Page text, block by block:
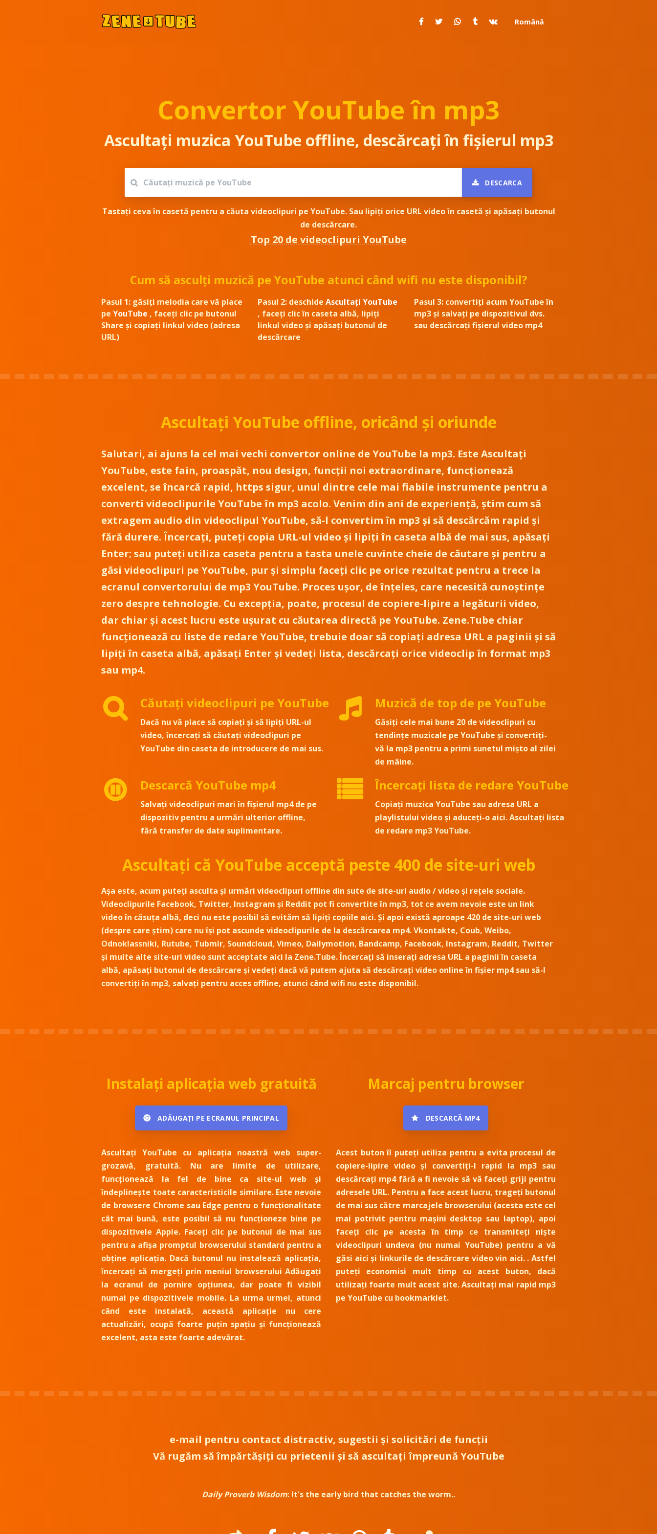
Română
Convertor YouTube în mp3
Ascultați muzica YouTube offline, descărcați în fișierul mp3
DESCARCA
Tastați ceva în casetă pentru a căuta videoclipuri pe YouTube. Sau lipiți orice URL video în casetă și apăsați butonul
de descărcare.
Top 20 de videoclipuri YouTube
Cum să asculți muzică pe YouTube atunci când wifi nu este disponibil?
Pasul 1: găsiți melodia care vă place
pe YouTube , faceți clic pe butonul
Share și copiați linkul video (adresa
URL)
Pasul 2:deschide Ascultați YouTube
, faceți clic în caseta albă, lipiți
linkul video și apăsați butonul de
descărcare
Pasul 3:convertiți acum YouTube în
mp3 și salvați pe dispozitivul dvs.
sau descărcați fișierul video mp4
Ascultați YouTube offline, oricând și oriunde
Salutari, ai ajuns la cel mai vechi convertor online de YouTube la mp3. Este Ascultați
YouTube, este fain, proaspăt, nou design, funcții noi extraordinare, funcționează
excelent, se încarcă rapid, https sigur, unul dintre cele mai fiabile instrumente pentru a
converti videoclipurile YouTube în mp3 acolo. Venim din ani de experiență, știm cum să
extragem audio din videoclipul YouTube, să-l convertim în mp3 și să descărcăm rapid și
fără durere. Încercați, puteți copia URL-ul video și lipiți în caseta albă de mai sus, apăsați
Enter; sau puteți utiliza caseta pentru a tasta unele cuvinte cheie de căutare și pentru a
găsi videoclipuri pe YouTube, pur și simplu faceți clic pe orice rezultat pentru a trece la
ecranul convertorului de mp3 YouTube. Proces ușor, de înțeles, care necesită cunoștințe
zero despre tehnologie. Cu excepția, poate, procesul de copiere-lipire a legăturii video,
dar chiar și acest lucru este ușurat cu căutarea directă pe YouTube. Zene.Tube chiar
funcționează cu liste de redare YouTube, trebuie doar să copiați adresa URL a paginii și să
lipiți în caseta albă, apăsați Enter și vedeți lista, descărcați orice videoclip în format mp3
sau mp4.
Căutați videoclipuri pe YouTube
Dacă nu vă place să copiați și să lipiți URL-ul
video, încercați să căutați videoclipuri pe
YouTube din caseta de introducere de mai sus.
Muzică de top de pe YouTube
Găsiți cele mai bune 20 de videoclipuri cu
tendințe muzicale pe YouTube și convertiți-
vă la mp3 pentru a primi sunetul mișto al zilei
de mâine.
Descarcă YouTube mp4
Salvați videoclipuri mari în fișierul mp4 de pe
dispozitiv pentru a urmări ulterior offline,
fără transfer de date suplimentare.
Încercați lista de redare YouTube
Copiați muzica YouTube sau adresa URL a
playlistului video și aduceți-o aici. Ascultați lista
de redare mp3 YouTube.
Ascultați că YouTube acceptă peste 400 de site-uri web
Așa este, acum puteți asculta și urmări videoclipuri offline din sute de site-uri audio / video și rețele sociale.
Videoclipurile Facebook, Twitter, Instagram și Reddit pot fi convertite în mp3, tot ce avem nevoie este un link
video în căsuța albă, deci nu este posibil să evităm să lipiți copiile aici. Și apoi există aproape 420 de site-uri web
(despre care știm) care nu își pot ascunde videoclipurile de la descărcarea mp4. Vkontakte, Coub, Weibo,
Odnoklassniki, Rutube, Tubmlr, Soundcloud, Vimeo, Dailymotion, Bandcamp, Facebook, Instagram, Reddit, Twitter
și multe alte site-uri video sunt acceptate aici la Zene.Tube. Încercați să inserați adresa URL a paginii în caseta
albă, apăsați butonul de descărcare și vedeți dacă vă putem ajuta să descărcați video online în fișier mp4 sau să-l
convertiți în mp3, salvați pentru acces offline, atunci când wifi nu este disponibil.
Instalați aplicația web gratuită
ADĂUGAȚI PE ECRANUL PRINCIPAL
Ascultați YouTube cu aplicația noastră web super-
grozavă, gratuită. Nu are limite de utilizare,
funcționează la fel de bine ca site-ul web și
îndeplinește toate caracteristicile similare. Este nevoie
de browsere Chrome sau Edge pentru o funcționalitate
cât mai bună, este posibil să nu funcționeze bine pe
dispozitivele Apple. Faceți clic pe butonul de mai sus
pentru a afișa promptul browserului standard pentru a
obține aplicația. Dacă butonul nu instalează aplicația,
încercați să mergeți prin meniul browserului Adăugați
la ecranul de pornire opțiunea, dar poate fi vizibil
numai pe dispozitivele mobile. La urma urmei, atunci
când este instalată, această aplicație nu cere
actualizări, ocupă foarte puțin spațiu și funcționează
excelent, asta este foarte adevărat.
Marcaj pentru browser
DESCARCĂ MP4
Acest buton îl puteți utiliza pentru a evita procesul de
copiere-lipire video și convertiți-l rapid la mp3 sau
descărcați mp4 fără a fi nevoie să vă faceți griji pentru
adresele URL. Pentru a face acest lucru, trageți butonul
de mai sus către marcajele browserului (acesta este cel
mai potrivit pentru mașini desktop sau laptop), apoi
faceți clic pe acesta în timp ce transmiteți niște
videoclipuri undeva (nu numai YouTube) pentru a vă
găsi aici și linkurile de descărcare video vin aici. . Astfel
puteți economisi mult timp cu acest buton, dacă
utilizați foarte mult acest site. Ascultați mai rapid mp3
pe YouTube cu bookmarklet.
e-mail pentru contact distractiv, sugestii și solicitări de funcții
Vă rugăm să împărtășiți cu prietenii și să ascultați împreună YouTube
Daily Proverb Wisdom: It's the early bird that catches the worm..